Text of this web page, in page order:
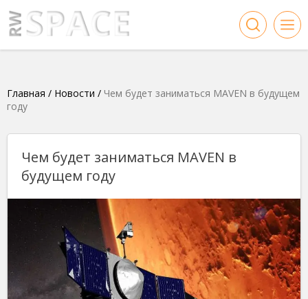
Главная / Новости / Чем будет заниматься MAVEN в будущем
году
Чем будет заниматься MAVEN в
будущем году